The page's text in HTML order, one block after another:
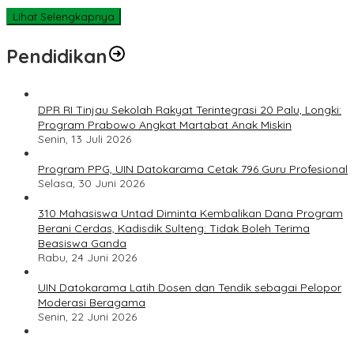
Lihat Selengkapnya
Pendidikan
DPR RI Tinjau Sekolah Rakyat Terintegrasi 20 Palu, Longki:
Program Prabowo Angkat Martabat Anak Miskin
Senin, 13 Juli 2026
Program PPG, UIN Datokarama Cetak 796 Guru Profesional
Selasa, 30 Juni 2026
310 Mahasiswa Untad Diminta Kembalikan Dana Program
Berani Cerdas, Kadisdik Sulteng: Tidak Boleh Terima
Beasiswa Ganda
Rabu, 24 Juni 2026
UIN Datokarama Latih Dosen dan Tendik sebagai Pelopor
Moderasi Beragama
Senin, 22 Juni 2026